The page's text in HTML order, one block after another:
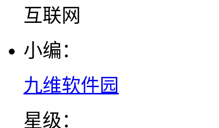
互联网
小编：
九维软件园
星级：